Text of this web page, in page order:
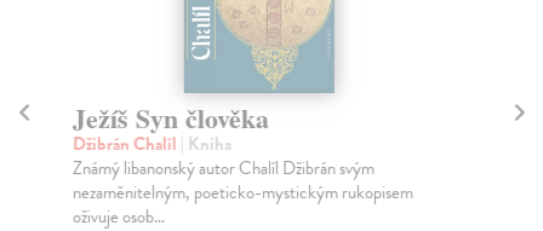
Ježíš Syn člověka
Džibrán Chalíl | Kniha
Známý libanonský autor Chalíl Džibrán svým
nezaměnitelným, poeticko-mystickým rukopisem
oživuje osob...